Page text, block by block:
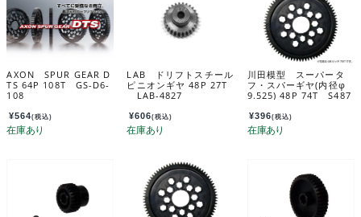
AXON SPUR GEAR D
TS 64P 108T GS-D6-
108
¥564(税込)
LAB ドリフトスチール
ピニオンギヤ 48P 27T
LAB-4827
¥606(税込)
川田模型 スーパータ
フ・スパーギヤ(内径φ
9.525) 48P 74T S487
¥396(税込)